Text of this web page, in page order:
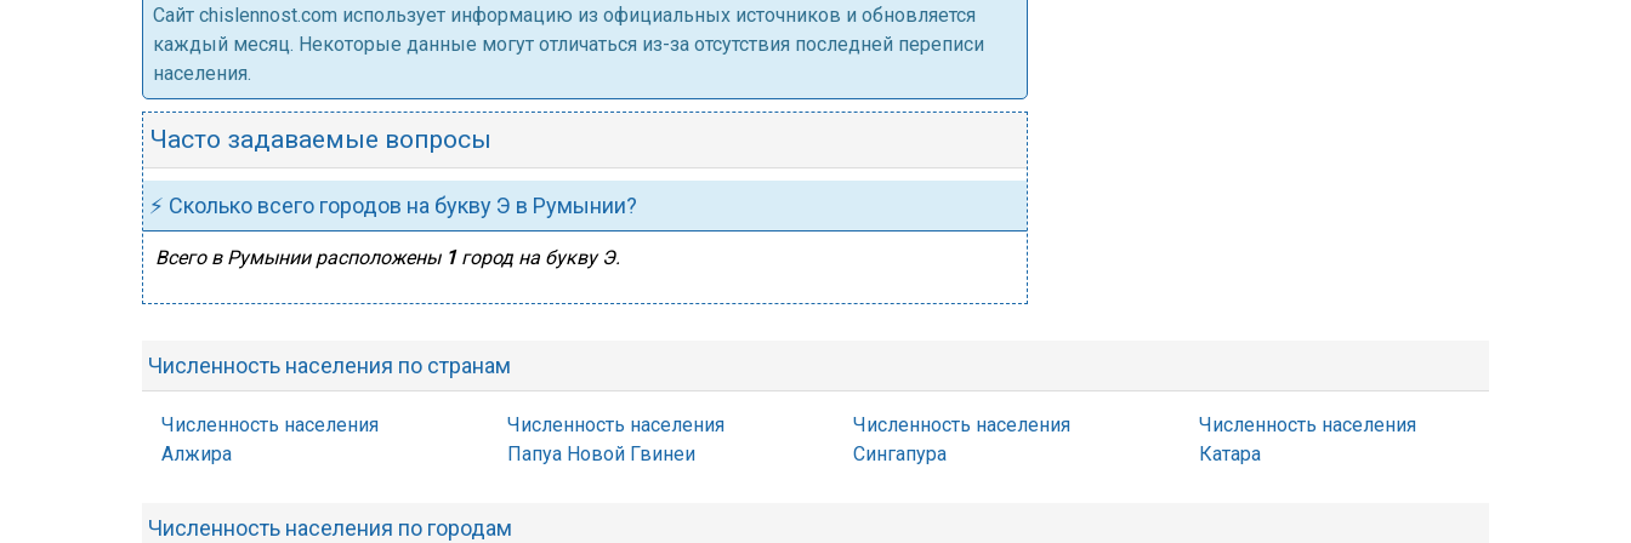
Cайт chislennost.com использует информацию из официальных источников и обновляется
каждый месяц. Некоторые данные могут отличаться из-за отсутствия последней переписи
населения.
Часто задаваемые вопросы
⚡ Сколько всего городов на букву Э в Румынии?
Всего в Румынии расположены 1город на букву Э.
Численность населения по странам
Численность населения
Алжира
Численность населения
Папуа Новой Гвинеи
Численность населения
Сингапура
Численность населения
Катара
Численность населения по городам